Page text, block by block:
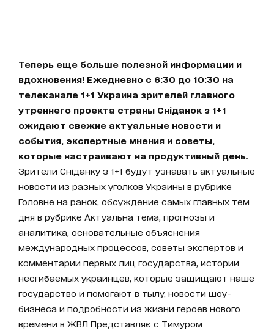
Теперь еще больше полезной информации и
вдохновения! Ежедневно с 6:30 до 10:30 на
телеканале 1+1 Украина зрителей главного
утреннего проекта страны Сніданок з 1+1
ожидают свежие актуальные новости и
события, экспертные мнения и советы,
которые настраивают на продуктивный день.
Зрители Сніданку з 1+1 будут узнавать актуальные
новости из разных уголков Украины в рубрике
Головне на ранок, обсуждение самых главных тем
дня в рубрике Актуальна тема, прогнозы и
аналитика, основательные объяснения
международных процессов, советы экспертов и
комментарии первых лиц государства, истории
несгибаемых украинцев, которые защищают наше
государство и помогают в тылу, новости шоу-
бизнеса и подробности из жизни героев нового
времени в ЖВЛ Представляє с Тимуром